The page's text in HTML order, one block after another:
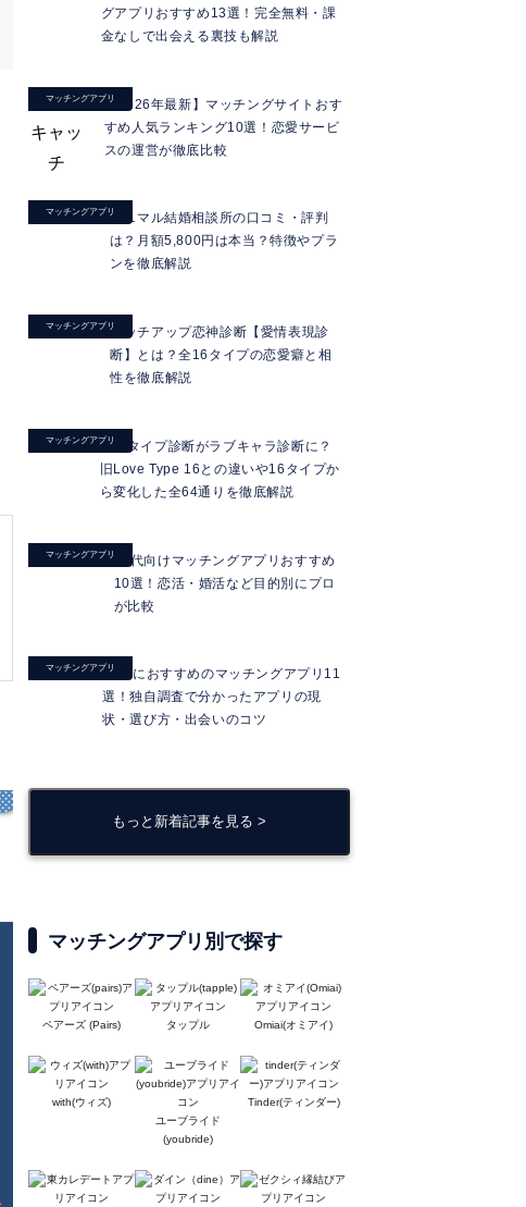
グアプリおすすめ13選！完全無料・課
金なしで出会える裏技も解説
マッチングアプリ【2026年最新】マッチングサイトおす
すめ人気ランキング10選！恋愛サービ
スの運営が徹底比較
マッチングアプリミニマル結婚相談所の口コミ・評判
は？月額5,800円は本当？特徴やプラ
ンを徹底解説
マッチングアプリマッチアップ恋神診断【愛情表現診
断】とは？全16タイプの恋愛癖と相
性を徹底解説
マッチングアプリラブタイプ診断がラブキャラ診断に？
旧Love Type 16との違いや16タイプか
ら変化した全64通りを徹底解説
マッチングアプリ
20代向けマッチングアプリおすすめ
10選！恋活・婚活など目的別にプロ
が比較
マッチングアプリ40代におすすめのマッチングアプリ11
選！独自調査で分かったアプリの現
状・選び方・出会いのコツ
もっと新着記事を見る >
マッチングアプリ別で探す
ペアーズ (Pairs) タップル Omiai(オミアイ)
with(ウィズ)
ユーブライド
(youbride)
Tinder(ティンダー)